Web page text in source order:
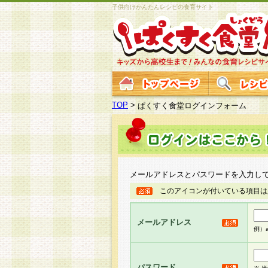
子供向けかんたんレシピの食育サイト
TOP >ぱくすく食堂ログインフォーム
メールアドレスとパスワードを入力し
このアイコンが付いている項目
メールアドレス
例）